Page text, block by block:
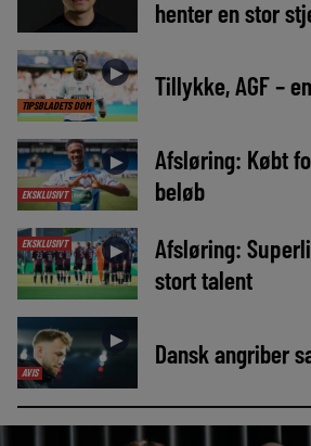
henter en stor
TIPSBLADETS DOM
► Tillykke, AGF –
EKSKLUSIVT
►
Afsløring: Købt
beløb
EKSKLUSIVT ►
Afsløring:
stort talent
AVIS
► Dansk angriber